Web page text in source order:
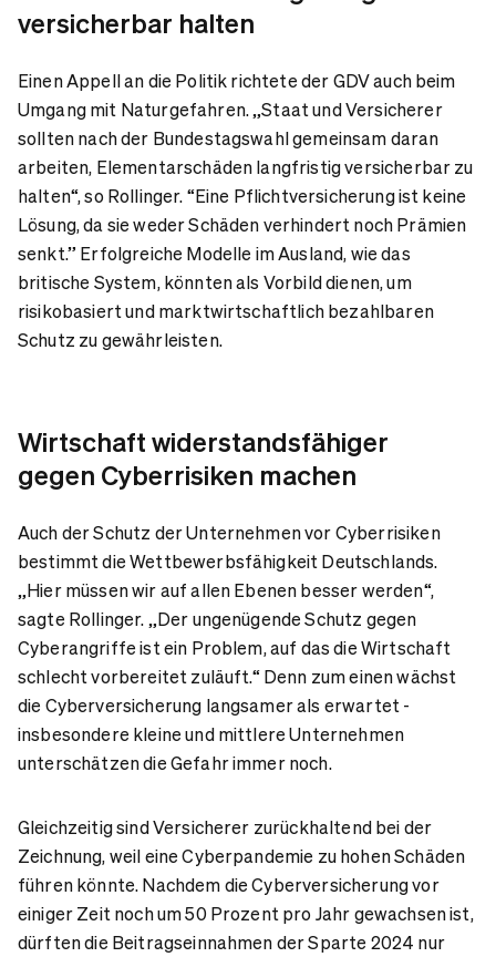
versicherbar halten
Einen Appell an die Politik richtete der GDV auch beim
Umgang mit Naturgefahren. „Staat und Versicherer
sollten nach der Bundestagswahl gemeinsam daran
arbeiten, Elementarschäden langfristig versicherbar zu
halten“, so Rollinger. “Eine Pflichtversicherung ist keine
Lösung, da sie weder Schäden verhindert noch Prämien
senkt.” Erfolgreiche Modelle im Ausland, wie das
britische System, könnten als Vorbild dienen, um
risikobasiert und marktwirtschaftlich bezahlbaren
Schutz zu gewährleisten.
Wirtschaft widerstandsfähiger
gegen Cyberrisiken machen
Auch der Schutz der Unternehmen vor Cyberrisiken
bestimmt die Wettbewerbsfähigkeit Deutschlands.
„Hier müssen wir auf allen Ebenen besser werden“,
sagte Rollinger. „Der ungenügende Schutz gegen
Cyberangriffe ist ein Problem, auf das die Wirtschaft
schlecht vorbereitet zuläuft.“ Denn zum einen wächst
die Cyberversicherung langsamer als erwartet -
insbesondere kleine und mittlere Unternehmen
unterschätzen die Gefahr immer noch.
Gleichzeitig sind Versicherer zurückhaltend bei der
Zeichnung, weil eine Cyberpandemie zu hohen Schäden
führen könnte. Nachdem die Cyberversicherung vor
einiger Zeit noch um 50 Prozent pro Jahr gewachsen ist,
dürften die Beitragseinnahmen der Sparte 2024 nur